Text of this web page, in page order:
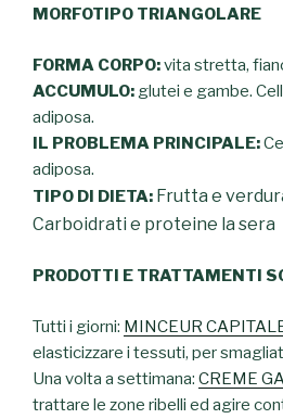
MORFOTIPO TRIANGOLARE
FORMA CORPO:vita stretta,
ACCUMULO: glutei e gambe.
adiposa.
IL PROBLEMA PRINCIPALE:
adiposa.
TIPO DI DIETA: Frutta e
Carboidrati e proteine la sera
PRODOTTI E TRATTAMENTI
Tutti i giorni: MINCEUR
elasticizzare i tessuti, per
Una volta a settimana: CREME
trattare le zone ribelli ed agire